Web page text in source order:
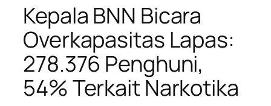
Kepala BNN Bicara
Overkapasitas Lapas:
278.376 Penghuni,
54% Terkait Narkotika